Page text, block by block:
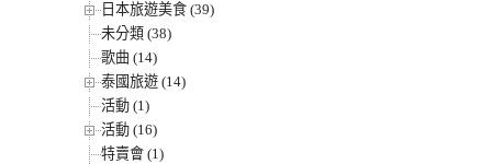
日本旅遊美食 (39)
未分類 (38)
歌曲 (14)
泰國旅遊 (14)
活動 (1)
活動 (16)
特賣會 (1)